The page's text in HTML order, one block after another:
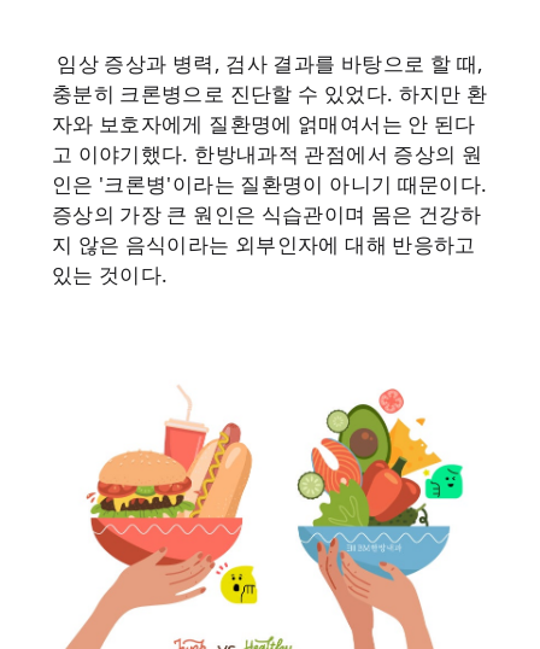
임상 증상과 병력, 검사 결과를 바탕으로 할 때,
충분히 크론병으로 진단할 수 있었다. 하지만 환
자와 보호자에게 질환명에 얽매여서는 안 된다
고 이야기했다. 한방내과적 관점에서 증상의 원
인은 '크론병'이라는 질환명이 아니기 때문이다.
증상의 가장 큰 원인은 식습관이며 몸은 건강하
지 않은 음식이라는 외부인자에 대해 반응하고
있는 것이다.